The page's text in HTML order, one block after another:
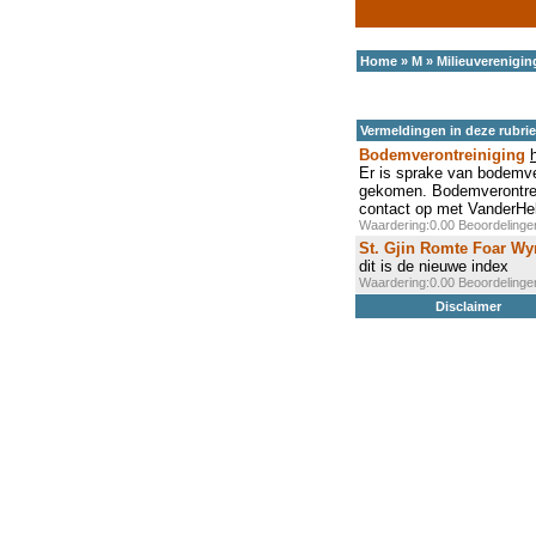
Home » M »
Vermeldingen in deze
Bodemverontreiniging
Er is sprake van
gekomen.
contact op met
Waardering:0.00
St. Gjin Romte Foar
dit is de nieuwe index
Waardering:0.00
Disclaimer